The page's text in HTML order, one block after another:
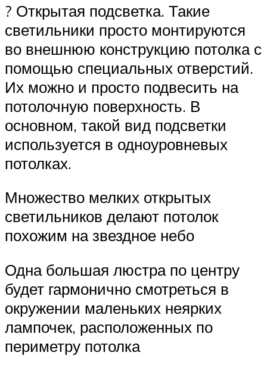
? Открытая подсветка. Такие
светильники просто монтируются
во внешнюю конструкцию потолка с
помощью специальных отверстий.
Их можно и просто подвесить на
потолочную поверхность. В
основном, такой вид подсветки
используется в одноуровневых
потолках.
Множество мелких открытых
светильников делают потолок
похожим на звездное небо
Одна большая люстра по центру
будет гармонично смотреться в
окружении маленьких неярких
лампочек, расположенных по
периметру потолка